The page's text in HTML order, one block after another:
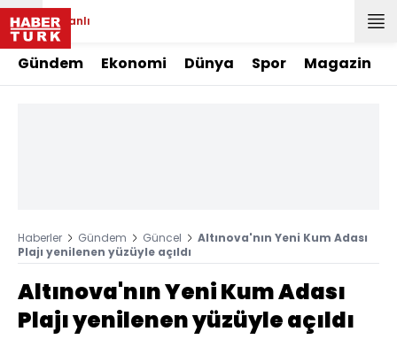
Canlı
Gündem Ekonomi Dünya Spor Magazin
Haberler Gündem Güncel
Altınova'nın Yeni Kum Adası
Plajı yenilenen yüzüyle açıldı
Altınova'nın Yeni Kum Adası
Plajı yenilenen yüzüyle açıldı